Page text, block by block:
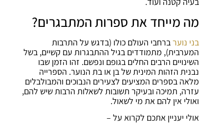
מה מייחד את ספרות המתבגרים?
בני נוערברחבי העולם כולו (בדגש על התרבות
המערבית), מתמודדים בגיל ההתבגרות עם קשיים, בשל
השינויים הרבים החלים בגופם ונפשם. זהו הזמן שבו
נבנית הזהות המינית של בן או בת הנוער. הספרייה
מלאה בספרים המציעים לצעירים הנבוכים והמבולבלים
עזרה, תמיכה ובעיקר תשובות לשאלות הרבות שיש להם,
ואולי אין להם את מי לשאול.
אולי יעניין אתכם לקרוא על –